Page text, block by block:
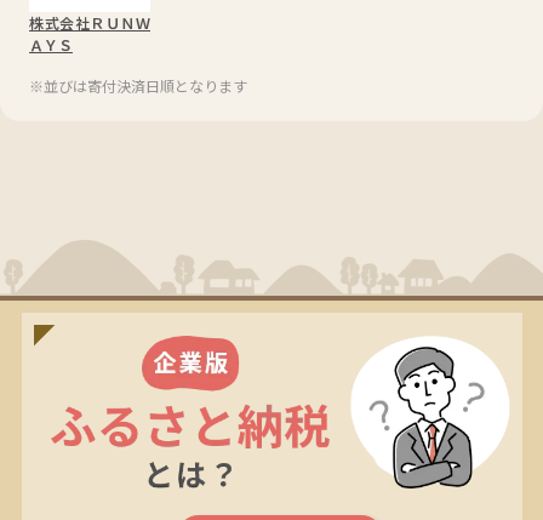
株式会社ＲＵＮＷ
ＡＹＳ
※並びは寄付決済日順となります